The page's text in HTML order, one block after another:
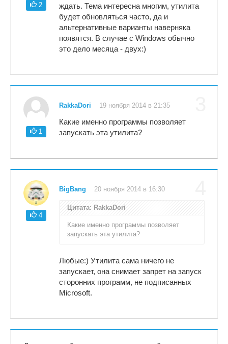
2
ждать. Тема интересна многим, утилита
будет обновляться часто, да и
альтернативные варианты наверняка
появятся. В случае с Windows обычно
это дело месяца - двух:)
1
RakkaDori 19 ноября 2014 в 21:35
Какие именно программы позволяет
запускать эта утилита?
4
BigBang 20 ноября 2014 в 16:30
Цитата: RakkaDori
Какие именно программы позволяет
запускать эта утилита?
Любые:) Утилита сама ничего не
запускает, она снимает запрет на запуск
сторонних программ, не подписанных
Microsoft.